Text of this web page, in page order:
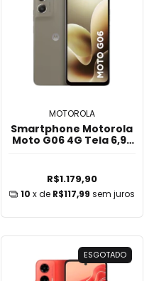
MOTOROLA
Smartphone Motorola
Moto G06 4G Tela 6,9"
R$1.179,90
10 x de R$117,99 sem juros
ESGOTADO